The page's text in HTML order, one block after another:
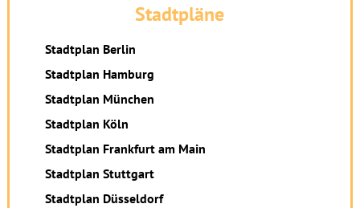
Stadtpläne
Stadtplan Berlin
Stadtplan Hamburg
Stadtplan München
Stadtplan Köln
Stadtplan Frankfurt am Main
Stadtplan Stuttgart
Stadtplan Düsseldorf